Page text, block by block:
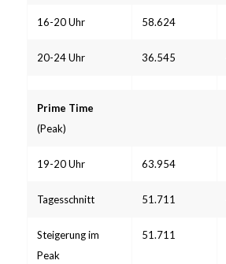
16-20 Uhr 58.624
20-24 Uhr 36.545
Prime Time
(Peak)
19-20 Uhr 63.954
Tagesschnitt 51.711
Steigerung im
Peak
51.711